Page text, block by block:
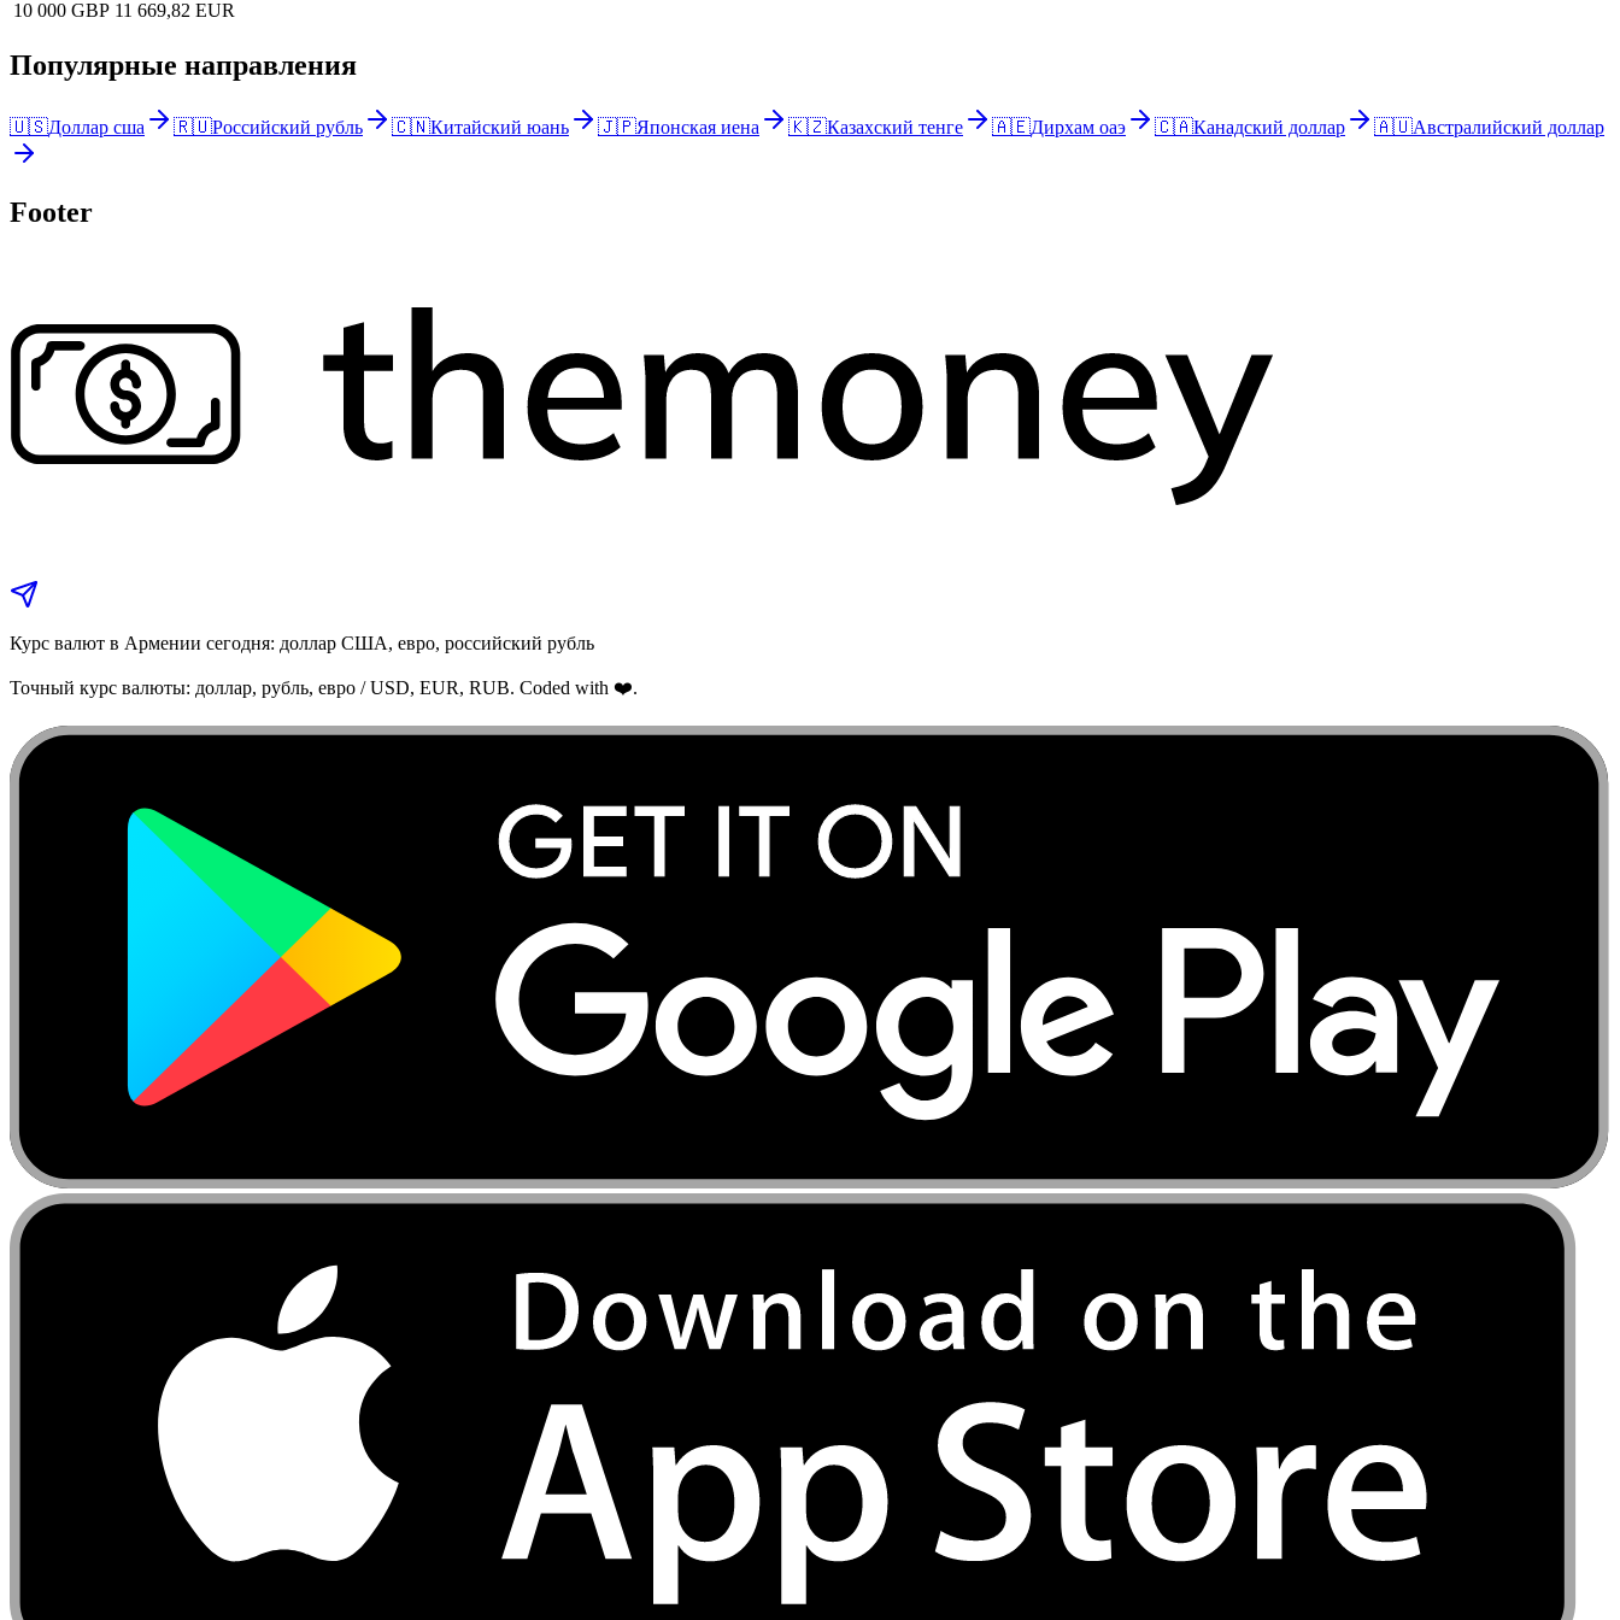
10 000 GBP 11 669,82 EUR
Популярные направления
🇺🇸Доллар сша 🇷🇺Российский рубль 🇨🇳Китайский юань 🇯🇵Японская иена 🇰🇿Казахский тенге 🇦🇪Дирхам оаэ 🇨🇦Канадский доллар 🇦🇺Австралийский доллар
Footer
Курс валют в Армении сегодня: доллар США, евро, российский рубль
Точный курс валюты: доллар, рубль, евро / USD, EUR, RUB. Coded with ❤️.